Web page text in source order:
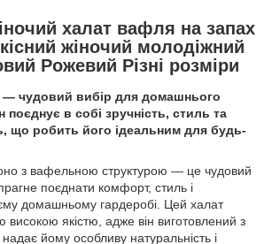
халат вафля на запах
жіночий молодіжний
Рожевий Різні розміри
— чудовий вибір для домашнього
поєднує в собі зручність, стиль та
що робить його ідеальним для будь-
з вафельною структурою — це чудовий
поєднати комфорт, стиль і
домашньому гардеробі. Цей халат
високою якістю, адже він виготовлений з
йому особливу натуральність і